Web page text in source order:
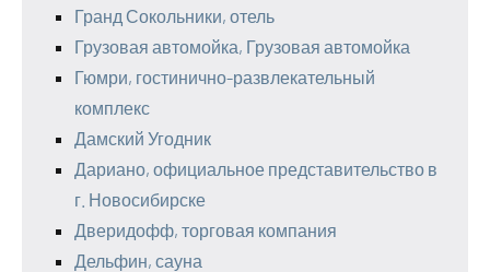
Гранд Сокольники, отель
Грузовая автомойка, Грузовая автомойка
Гюмри, гостинично-развлекательный
комплекс
Дамский Угодник
Дариано, официальное представительство в
г. Новосибирске
Дверидофф, торговая компания
Дельфин, сауна